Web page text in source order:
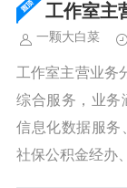
工作室主
一颗大白菜
工作室主营业务
综合服务，业务
信息化数据服务
社保公积金经办